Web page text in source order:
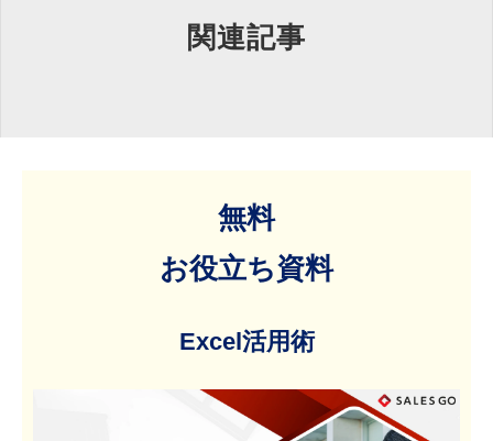
関連記事
無料
お役立ち資料
Excel活用術